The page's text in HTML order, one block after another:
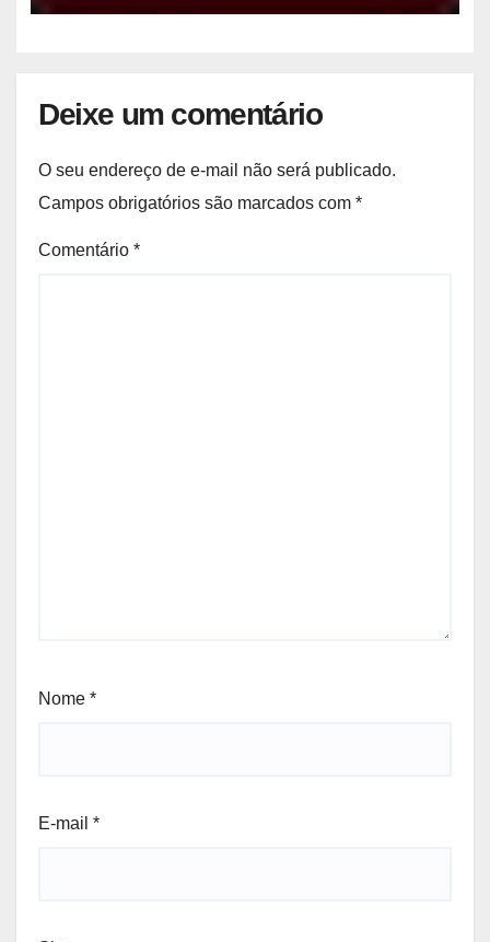
Deixe um comentário
O seu endereço de e-mail não será publicado.
Campos obrigatórios são marcados com *
Comentário *
Nome *
E-mail *